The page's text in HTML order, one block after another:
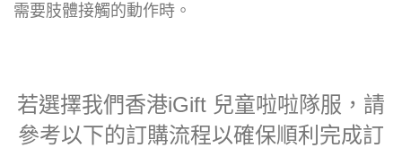
需要肢體接觸的動作時。
若選擇我們香港iGift 兒童啦啦隊服，請
參考以下的訂購流程以確保順利完成訂